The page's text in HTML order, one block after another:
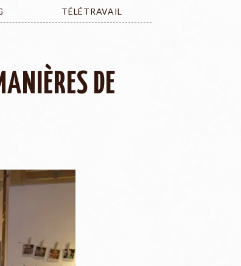
TÉLÉTRAVAIL
DE